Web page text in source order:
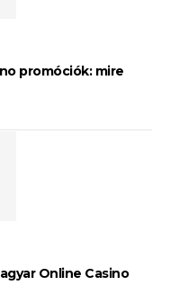
promóciók: mire
Online Casino